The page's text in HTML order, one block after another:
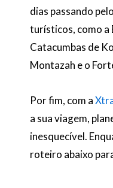
dias passando
turísticos, como a
Catacumbas de
Montazah e o
Por fim, com a
a sua viagem,
inesquecível.
roteiro abaixo